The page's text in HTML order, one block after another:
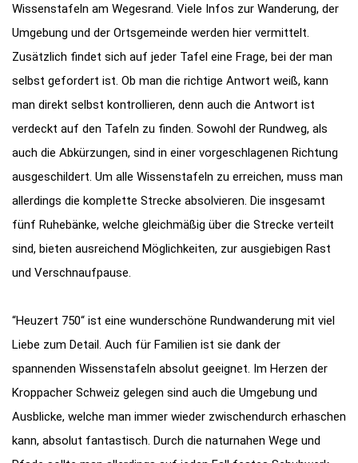
Wissenstafeln am Wegesrand. Viele Infos zur Wanderung, der
Umgebung und der Ortsgemeinde werden hier vermittelt.
Zusätzlich findet sich auf jeder Tafel eine Frage, bei der man
selbst gefordert ist. Ob man die richtige Antwort weiß, kann
man direkt selbst kontrollieren, denn auch die Antwort ist
verdeckt auf den Tafeln zu finden. Sowohl der Rundweg, als
auch die Abkürzungen, sind in einer vorgeschlagenen Richtung
ausgeschildert. Um alle Wissenstafeln zu erreichen, muss man
allerdings die komplette Strecke absolvieren. Die insgesamt
fünf Ruhebänke, welche gleichmäßig über die Strecke verteilt
sind, bieten ausreichend Möglichkeiten, zur ausgiebigen Rast
und Verschnaufpause.
“Heuzert 750“ ist eine wunderschöne Rundwanderung mit viel
Liebe zum Detail. Auch für Familien ist sie dank der
spannenden Wissenstafeln absolut geeignet. Im Herzen der
Kroppacher Schweiz gelegen sind auch die Umgebung und
Ausblicke, welche man immer wieder zwischendurch erhaschen
kann, absolut fantastisch. Durch die naturnahen Wege und